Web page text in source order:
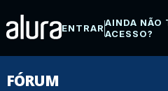
ENTRARAINDA NÃO
ACESSO?
FÓRUM